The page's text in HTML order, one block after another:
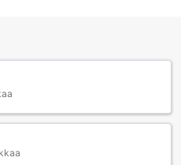
- Dubain
asiakkailleen monipuolisia
ateriasta
Hotellin oma ravintola